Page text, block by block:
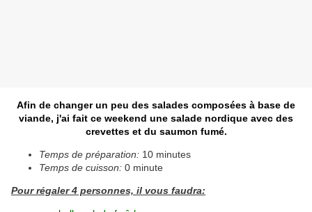
Afin de changer un peu des salades composées à base de
viande, j'ai fait ce weekend une salade nordique avec des
crevettes et du saumon fumé.
Temps de préparation: 10 minutes
Temps de cuisson: 0 minute
Pour régaler 4 personnes, il vous faudra: